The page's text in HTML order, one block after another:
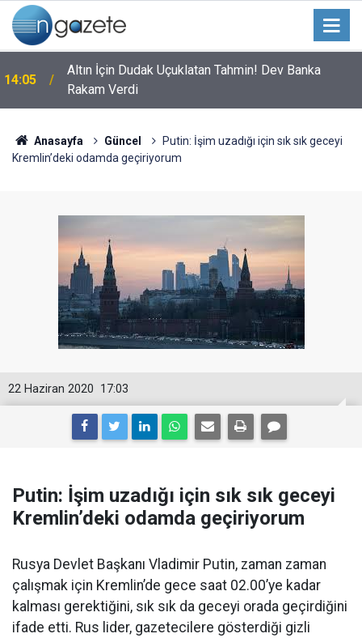
14:05
Altın İçin Dudak Uçuklatan Tahmin! Dev Banka
Rakam Verdi
Anasayfa Güncel
Putin: İşim uzadığı için sık sık geceyi
Kremlin’deki odamda geçiriyorum
17:03
22 Haziran 2020
Putin: İşim uzadığı için sık sık geceyi
Kremlin’deki odamda geçiriyorum
Rusya Devlet Başkanı Vladimir Putin, zaman zaman
çalışmak için Kremlin’de gece saat 02.00’ye kadar
kalması gerektiğini, sık sık da geceyi orada geçirdiğini
ifade etti. Rus lider, gazetecilere gösterdiği gizli